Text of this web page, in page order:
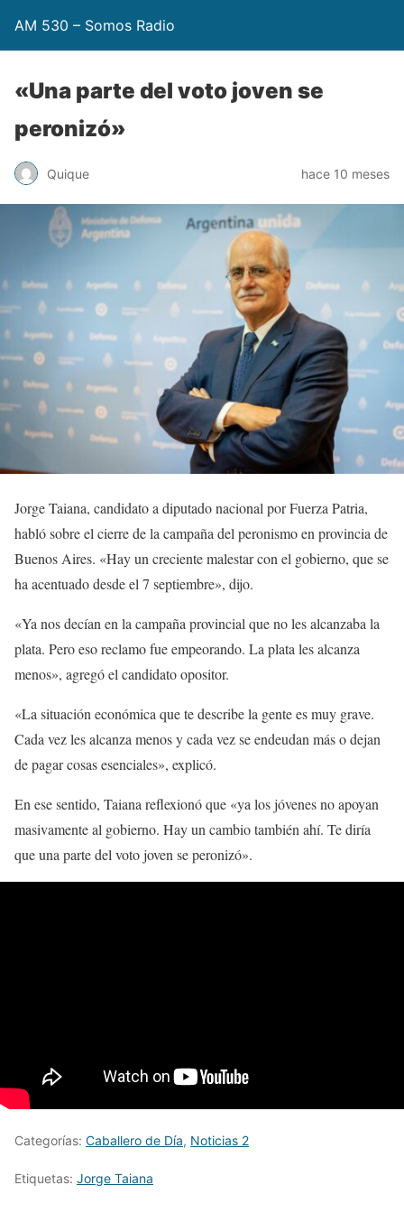
AM 530 – Somos Radio
«Una parte del voto joven se
peronizó»
Quique hace 10 meses
Jorge Taiana, candidato a diputado nacional por Fuerza Patria,
habló sobre el cierre de la campaña del peronismo en provincia de
Buenos Aires. «Hay un creciente malestar con el gobierno, que se
ha acentuado desde el 7 septiembre», dijo.
«Ya nos decían en la campaña provincial que no les alcanzaba la
plata. Pero eso reclamo fue empeorando. La plata les alcanza
menos», agregó el candidato opositor.
«La situación económica que te describe la gente es muy grave.
Cada vez les alcanza menos y cada vez se endeudan más o dejan
de pagar cosas esenciales», explicó.
En ese sentido, Taiana reflexionó que «ya los jóvenes no apoyan
masivamente al gobierno. Hay un cambio también ahí. Te diría
que una parte del voto joven se peronizó».
Categorías: Caballero de Día, Noticias 2
Etiquetas: Jorge Taiana